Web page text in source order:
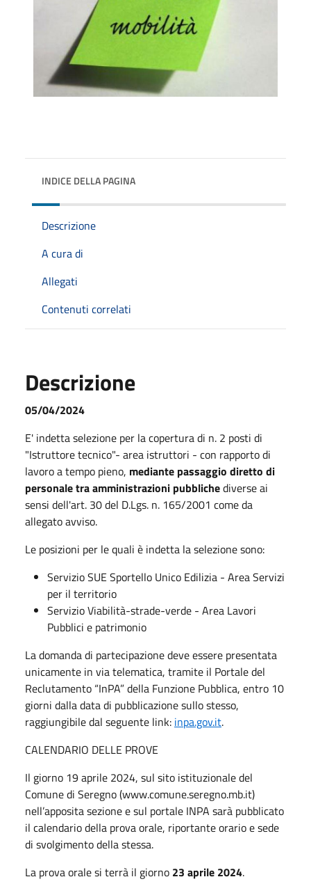
INDICE DELLA PAGINA
Descrizione
A cura di
Allegati
Contenuti correlati
Descrizione
05/04/2024
E' indetta selezione per la copertura di n. 2 posti di
"Istruttore tecnico"- area istruttori - con rapporto di
lavoro a tempo pieno, mediante passaggio diretto di
personale tra amministrazioni pubblichediverse ai
sensi dell'art. 30 del D.Lgs. n. 165/2001 come da
allegato avviso.
Le posizioni per le quali è indetta la selezione sono:
Servizio SUE Sportello Unico Edilizia - Area Servizi
per il territorio
Servizio Viabilità-strade-verde - Area Lavori
Pubblici e patrimonio
La domanda di partecipazione deve essere presentata
unicamente in via telematica, tramite il Portale del
Reclutamento “InPA” della Funzione Pubblica, entro 10
giorni dalla data di pubblicazione sullo stesso,
raggiungibile dal seguente link: inpa.gov.it.
CALENDARIO DELLE PROVE
Il giorno 19 aprile 2024, sul sito istituzionale del
Comune di Seregno (www.comune.seregno.mb.it)
nell’apposita sezione e sul portale INPA sarà pubblicato
il calendario della prova orale, riportante orario e sede
di svolgimento della stessa.
La prova orale si terrà il giorno 23 aprile 2024.